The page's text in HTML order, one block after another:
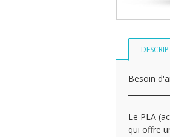
Besoin
Le PLA
qui offre